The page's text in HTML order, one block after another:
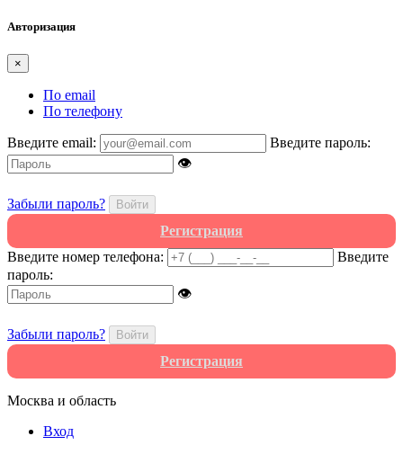
Авторизация
×
По email
По телефону
Введите email:
Введите пароль:
👁
Забыли пароль? Войти
Регистрация
Введите номер телефона:
Введите
пароль:
👁
Забыли пароль? Войти
Регистрация
Москва и область
Вход